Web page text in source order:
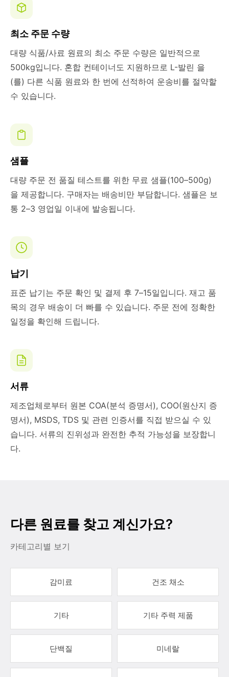
최소 주문 수량
대량 식품/사료 원료의 최소 주문 수량은 일반적으로
500kg입니다. 혼합 컨테이너도 지원하므로 L-발린 을
(를) 다른 식품 원료와 한 번에 선적하여 운송비를 절약할
수 있습니다.
샘플
대량 주문 전 품질 테스트를 위한 무료 샘플(100–500g)
을 제공합니다. 구매자는 배송비만 부담합니다. 샘플은 보
통 2–3 영업일 이내에 발송됩니다.
납기
표준 납기는 주문 확인 및 결제 후 7–15일입니다. 재고 품
목의 경우 배송이 더 빠를 수 있습니다. 주문 전에 정확한
일정을 확인해 드립니다.
서류
제조업체로부터 원본 COA(분석 증명서), COO(원산지 증
명서), MSDS, TDS 및 관련 인증서를 직접 받으실 수 있
습니다. 서류의 진위성과 완전한 추적 가능성을 보장합니
다.
다른 원료를 찾고 계신가요?
카테고리별 보기
감미료 건조 채소
기타 기타 주력 제품
단백질 미네랄